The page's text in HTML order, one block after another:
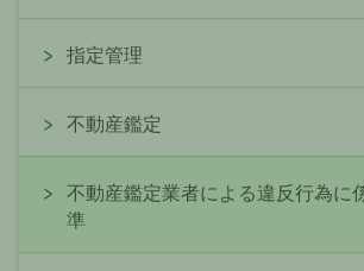
指定管理
不動産鑑定
不動産鑑定業者による違反行為に
準